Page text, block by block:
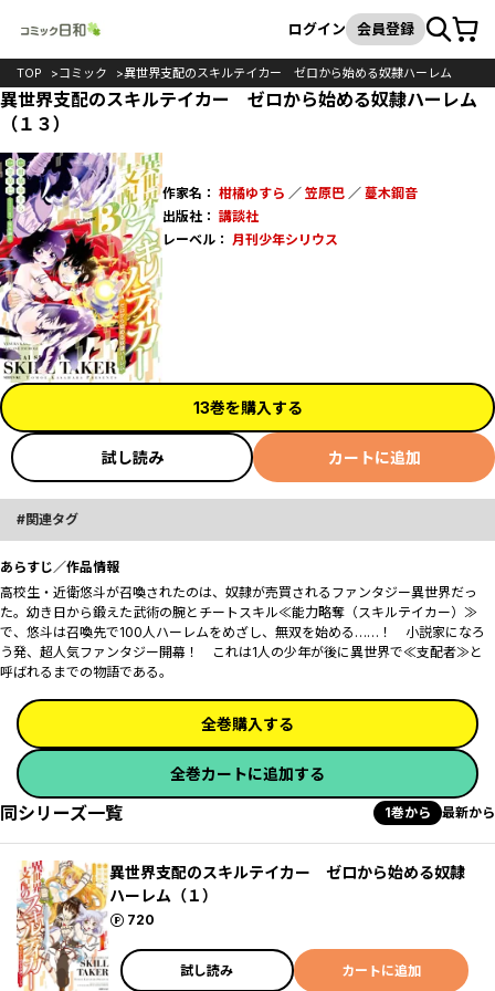
検索
ログイン 会員登録カート
TOP コミック 異世界支配のスキルテイカー ゼロから始める奴隷ハーレム
異世界支配のスキルテイカー ゼロから始める奴隷ハーレム
（１３）
作家名： 柑橘ゆすら ／ 笠原巴／ 蔓木鋼音
出版社： 講談社
レーベル： 月刊少年シリウス
13巻を購入する
試し読み カートに追加
関連タグ
あらすじ／作品情報
高校生・近衛悠斗が召喚されたのは、奴隷が売買されるファンタジー異世界だっ
た。幼き日から鍛えた武術の腕とチートスキル≪能力略奪（スキルテイカー）≫
で、悠斗は召喚先で100人ハーレムをめざし、無双を始める……！ 小説家になろ
う発、超人気ファンタジー開幕！ ――これは1人の少年が後に異世界で≪支配者≫と
呼ばれるまでの物語である。
全巻購入する
全巻カートに追加する
同シリーズ一覧 1巻から 最新から
異世界支配のスキルテイカー ゼロから始める奴隷
ハーレム（１）
720
ポイント
試し読み カートに追加